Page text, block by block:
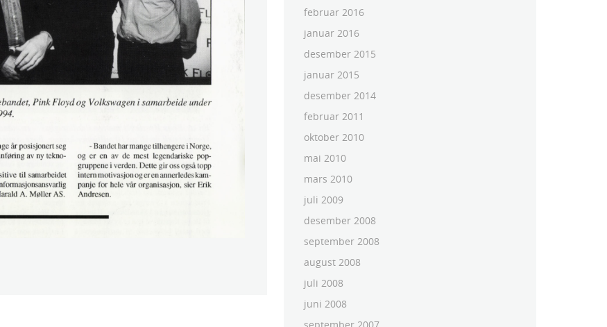
februar 2016
januar 2016
desember 2015
januar 2015
desember 2014
februar 2011
oktober 2010
mai 2010
mars 2010
juli 2009
desember 2008
september 2008
august 2008
juli 2008
juni 2008